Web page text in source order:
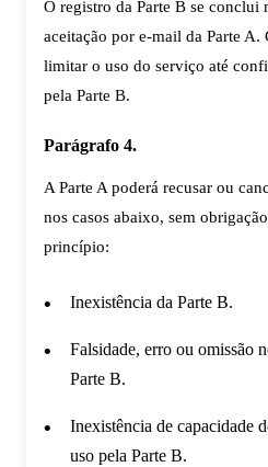
O registro da Parte B se conclui
aceitação por e-mail da Parte A.
limitar o uso do serviço até
pela Parte B.
Parágrafo 4.
A Parte A poderá recusar ou
nos casos abaixo, sem
princípio:
Inexistência da Parte B.
Falsidade, erro ou omissão
Parte B.
Inexistência de capacidade
uso pela Parte B.